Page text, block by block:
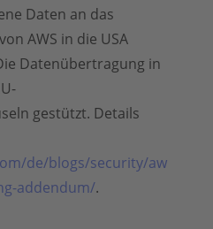
Daten an das
AWS in die USA
Datenübertragung in
gestützt. Details
de/blogs/security/aw
addendum/.